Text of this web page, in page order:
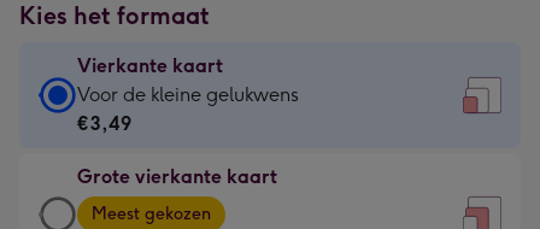
Kies het formaat
Vierkante kaart
Vierkante
kaart
€3,49
-
Voor de kleine gelukwens
€3,49
Grote vierkante kaart
Grote
Meest gekozen